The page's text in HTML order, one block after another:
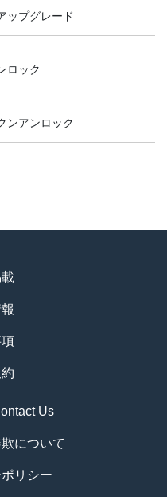
ップグレード
ロック
ンアンロック
Us
について
リシー